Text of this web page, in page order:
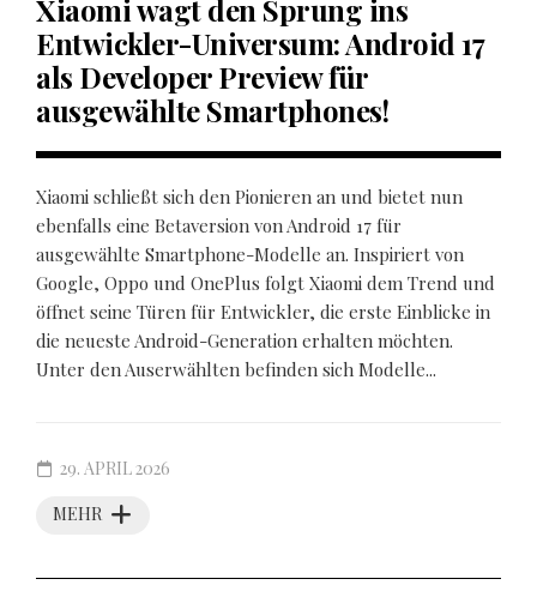
Xiaomi wagt den Sprung ins
Entwickler-Universum: Android 17
als Developer Preview für
ausgewählte Smartphones!
Xiaomi schließt sich den Pionieren an und bietet nun
ebenfalls eine Betaversion von Android 17 für
ausgewählte Smartphone-Modelle an. Inspiriert von
Google, Oppo und OnePlus folgt Xiaomi dem Trend und
öffnet seine Türen für Entwickler, die erste Einblicke in
die neueste Android-Generation erhalten möchten.
Unter den Auserwählten befinden sich Modelle...
MEHR
29. APRIL 2026